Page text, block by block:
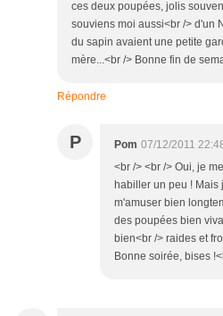
ces deux poupées, jolis
souviens moi aussi<br /> d'un
du sapin avaient une petite
mère...<br /> Bonne fin de
Répondre
P Pom 07/12/2011
<br /> <br /> Oui, je
habiller un peu !
m'amuser bien
des poupées bien
bien<br /> raides et
Bonne soirée, bises